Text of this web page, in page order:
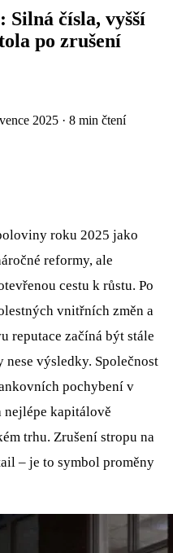
Silná čísla, vyšší
po zrušení
2025 · 8 min čtení
roku 2025 jako
reformy, ale
cestu k růstu. Po
vnitřních změn a
reputace začíná být stále
výsledky. Společnost
pochybení v
kapitálově
trhu. Zrušení stropu na
– je to symbol proměny